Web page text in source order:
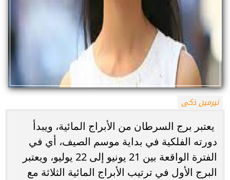
نيرمين ذكى
يعتبر برج السرطان من الأبراج المائية، ويبدأ
دورته الفلكية في بداية موسم الصيف، أي في
الفترة الواقعة بين 21 يونيو إلى 22 يوليو، ويعتبر
البرج الأول في ترتيب الأبراج المائية الثلاثة مع